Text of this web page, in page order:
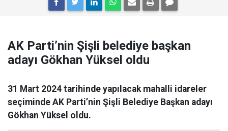
AK Parti’nin Şişli belediye başkan
adayı Gökhan Yüksel oldu
31 Mart 2024 tarihinde yapılacak mahalli idareler
seçiminde AK Parti’nin Şişli Belediye Başkan adayı
Gökhan Yüksel oldu.